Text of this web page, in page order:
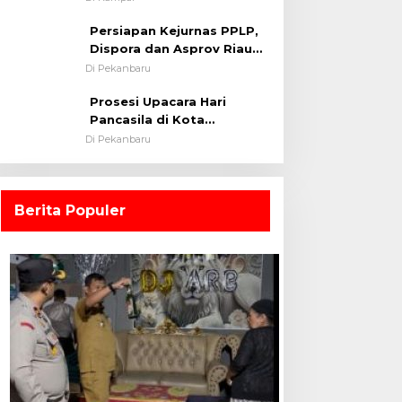
Persiapan Kejurnas PPLP,
Dispora dan Asprov Riau
Tinjau Kelayakan Rumput
Di Pekanbaru
Prosesi Upacara Hari
Pancasila di Kota
Pekanbaru Tetap Khidmat
Di Pekanbaru
Berita Populer